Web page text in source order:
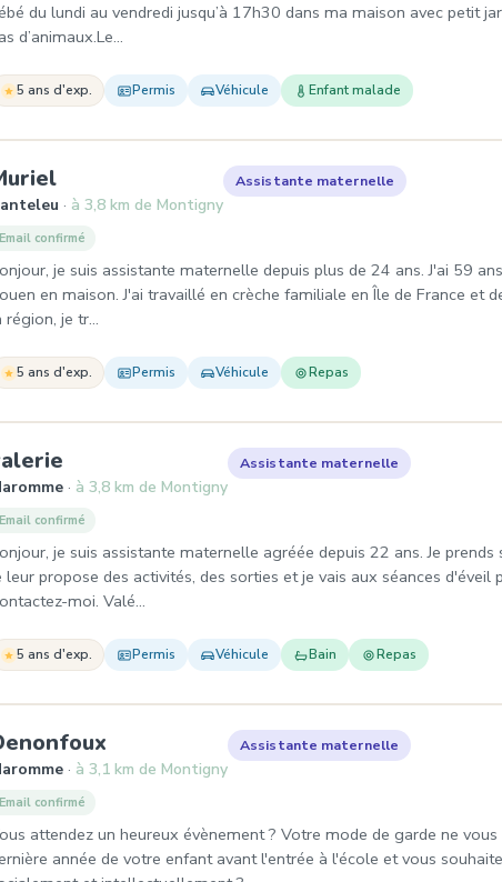
du lundi au vendredi jusqu’à 17h30 dans ma maison avec petit
d’animaux.Le…
5 ans d'exp. Permis Véhicule Enfant malade
, Assistante maternelle à Canteleu
à 3,8 km de Montigny
Assistante maternelle
Email confirmé
je suis assistante maternelle depuis plus de 24 ans. J'ai 59
en maison. J'ai travaillé en crèche familiale en Île de France et
région, je tr…
5 ans d'exp. Permis Véhicule Repas
, Assistante maternelle à Maromme
à 3,8 km de Montigny
Assistante maternelle
Email confirmé
je suis assistante maternelle agréée depuis 22 ans. Je
leur propose des activités, des sorties et je vais aux séances d'éveil
moi. Valé…
5 ans d'exp. Permis Véhicule Bain Repas
, Assistante maternelle à Maromme
à 3,1 km de Montigny
Assistante maternelle
Email confirmé
attendez un heureux évènement ? Votre mode de garde ne
année de votre enfant avant l'entrée à l'école et vous